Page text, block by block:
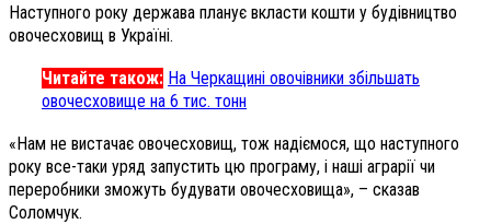
Наступного року держава планує вкласти кошти у будівництво
овочесховищ в Україні.
Читайте також: На Черкащині овочівники збільшать
овочесховище на 6 тис. тонн
«Нам не вистачає овочесховищ, тож надіємося, що наступного
року все-таки уряд запустить цю програму, і наші аграрії чи
переробники зможуть будувати овочесховища», – сказав
Соломчук.